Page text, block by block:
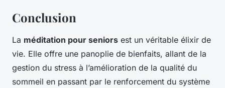
Conclusion
La méditation pour seniors est un véritable élixir de
vie. Elle offre une panoplie de bienfaits, allant de la
gestion du stress à l’amélioration de la qualité du
sommeil en passant par le renforcement du système